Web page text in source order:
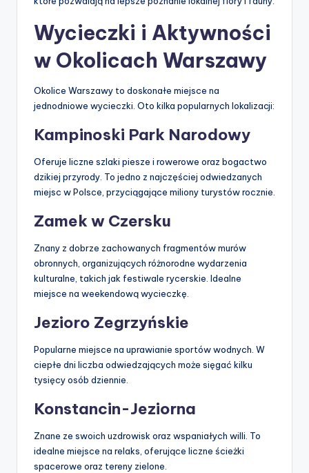
Wycieczki i Aktywności
w Okolicach Warszawy
Okolice Warszawy to doskonałe miejsce na
jednodniowe wycieczki. Oto kilka popularnych lokalizacji:
Kampinoski Park Narodowy
Oferuje liczne szlaki piesze i rowerowe oraz bogactwo
dzikiej przyrody. To jedno z najczęściej odwiedzanych
miejsc w Polsce, przyciągające miliony turystów rocznie.
Zamek w Czersku
Znany z dobrze zachowanych fragmentów murów
obronnych, organizujących różnorodne wydarzenia
kulturalne, takich jak festiwale rycerskie. Idealne
miejsce na weekendową wycieczkę.
Jezioro Zegrzyńskie
Popularne miejsce na uprawianie sportów wodnych. W
ciepłe dni liczba odwiedzających może sięgać kilku
tysięcy osób dziennie.
Konstancin-Jeziorna
Znane ze swoich uzdrowisk oraz wspaniałych willi. To
idealne miejsce na relaks, oferujące liczne ścieżki
spacerowe oraz tereny zielone.